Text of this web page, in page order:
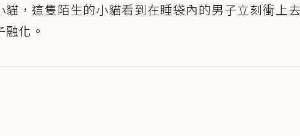
，這隻陌生的小貓看到在睡袋內的男子立刻衝上
化。